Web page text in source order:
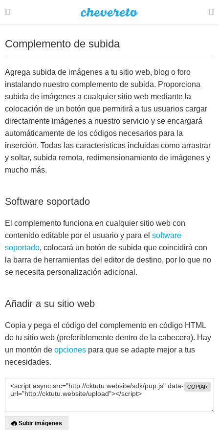
Complemento de subida
Agrega subida de imágenes a tu sitio web, blog o foro
instalando nuestro complemento de subida. Proporciona
subida de imágenes a cualquier sitio web mediante la
colocación de un botón que permitirá a tus usuarios cargar
directamente imágenes a nuestro servicio y se encargará
automáticamente de los códigos necesarios para la
inserción. Todas las características incluidas como arrastrar
y soltar, subida remota, redimensionamiento de imágenes y
mucho más.
Software soportado
El complemento funciona en cualquier sitio web con
contenido editable por el usuario y para el software
soportado, colocará un botón de subida que coincidirá con
la barra de herramientas del editor de destino, por lo que no
se necesita personalización adicional.
Añadir a su sitio web
Copia y pega el código del complemento en código HTML
de tu sitio web (preferiblemente dentro de la cabecera). Hay
un montón de opciones para que se adapte mejor a tus
necesidades.
COPIAR
Subir imágenes